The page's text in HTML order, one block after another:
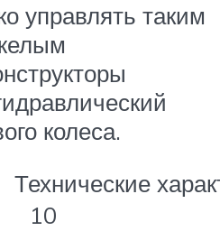
управлять таким
колеса.
Технические
10